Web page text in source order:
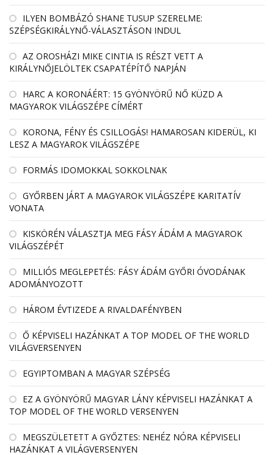
ILYEN BOMBÁZÓ SHANE TUSUP SZERELME:
SZÉPSÉGKIRÁLYNŐ-VÁLASZTÁSON INDUL
AZ OROSHÁZI MIKE CINTIA IS RÉSZT VETT A
KIRÁLYNŐJELÖLTEK CSAPATÉPÍTŐ NAPJÁN
HARC A KORONÁÉRT: 15 GYÖNYÖRŰ NŐ KÜZD A
MAGYAROK VILÁGSZÉPE CÍMÉRT
KORONA, FÉNY ÉS CSILLOGÁS! HAMAROSAN KIDERÜL, KI
LESZ A MAGYAROK VILÁGSZÉPE
FORMÁS IDOMOKKAL SOKKOLNAK
GYŐRBEN JÁRT A MAGYAROK VILÁGSZÉPE KARITATÍV
VONATA
KISKÖRÉN VÁLASZTJA MEG FÁSY ÁDÁM A MAGYAROK
VILÁGSZÉPÉT
MILLIÓS MEGLEPETÉS: FÁSY ÁDÁM GYŐRI ÓVODÁNAK
ADOMÁNYOZOTT
HÁROM ÉVTIZEDE A RIVALDAFÉNYBEN
Ő KÉPVISELI HAZÁNKAT A TOP MODEL OF THE WORLD
VILÁGVERSENYEN
EGYIPTOMBAN A MAGYAR SZÉPSÉG
EZ A GYÖNYÖRŰ MAGYAR LÁNY KÉPVISELI HAZÁNKAT A
TOP MODEL OF THE WORLD VERSENYEN
MEGSZÜLETETT A GYŐZTES: NEHÉZ NÓRA KÉPVISELI
HAZÁNKAT A VILÁGVERSENYEN